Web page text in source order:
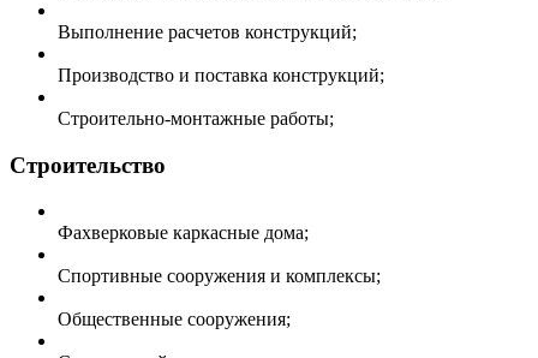
Выполнение расчетов конструкций;
Производство и поставка конструкций;
Строительно-монтажные работы;
Строительство
Фахверковые каркасные дома;
Спортивные сооружения и комплексы;
Общественные сооружения;